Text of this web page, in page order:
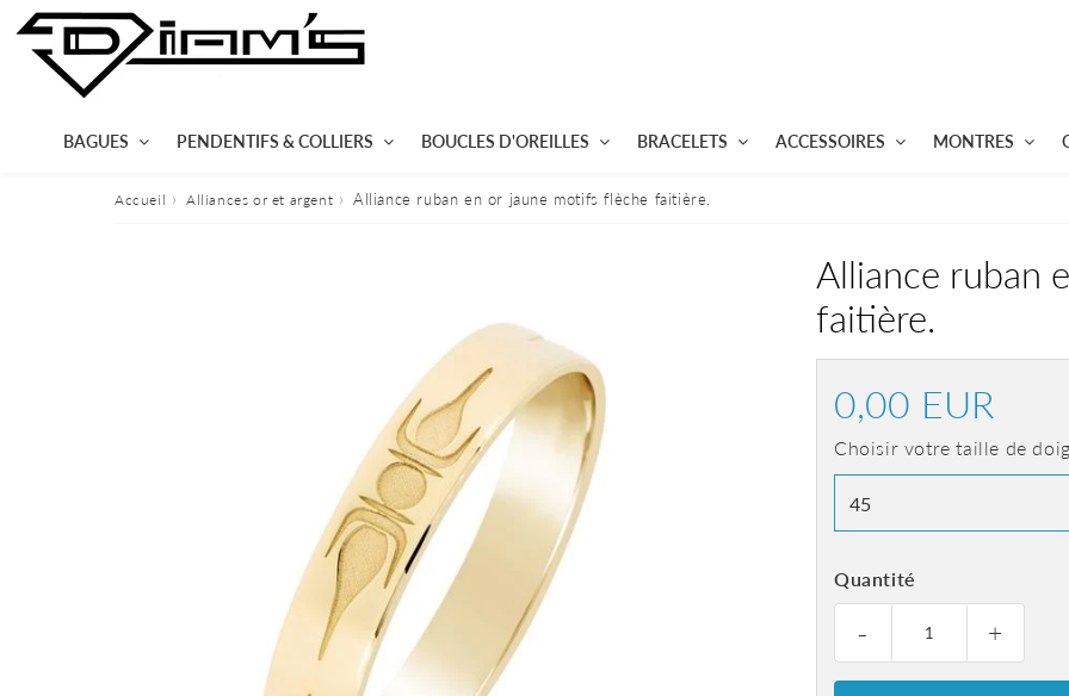
BAGUES PENDENTIFS & COLLIERS BOUCLES D'OREILLES BRACELETS ACCESSOIRES MONTRES
Accueil › Alliances or et argent › Alliance ruban en or jaune motifs flèche faitière.
Alliance ruban
faitière.
0,00 EUR
Choisir votre taille de
Quantité
+
-